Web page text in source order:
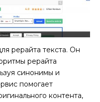
рерайта текста. Он
рерайта
синонимы и
помогает
контента,